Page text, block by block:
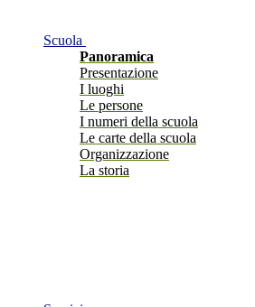
Scuola
Panoramica
Presentazione
I luoghi
Le persone
I numeri della scuola
Le carte della scuola
Organizzazione
La storia